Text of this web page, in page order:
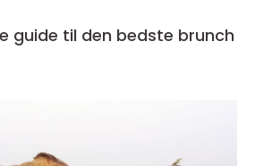
guide til den bedste brunch